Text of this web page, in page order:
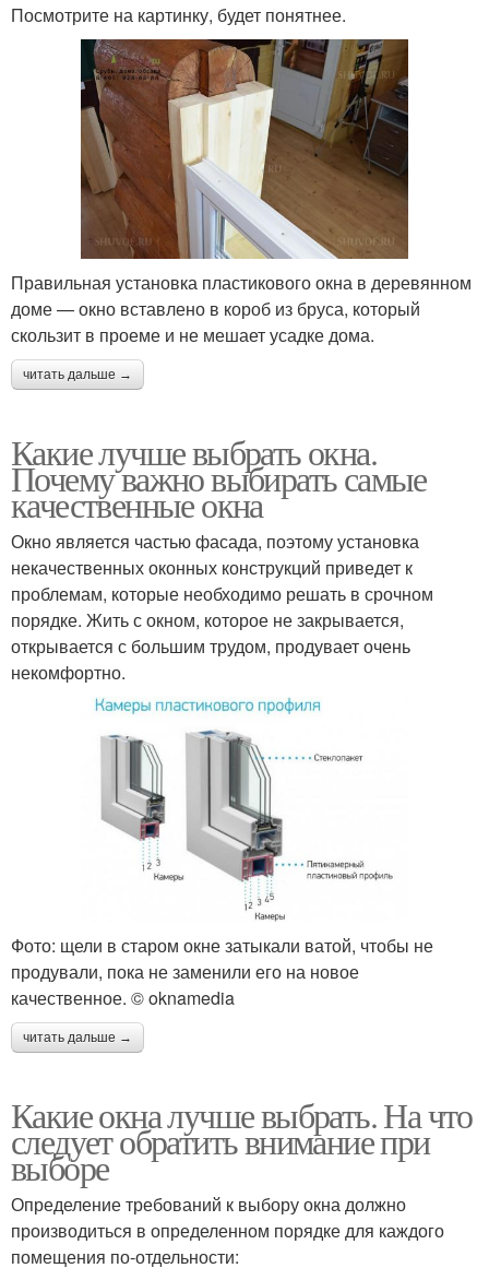
Посмотрите на картинку, будет понятнее.
Правильная установка пластикового окна в деревянном
доме — окно вставлено в короб из бруса, который
скользит в проеме и не мешает усадке дома.
читать дальше →
Какие лучше выбрать окна.
Почему важно выбирать самые
качественные окна
Окно является частью фасада, поэтому установка
некачественных оконных конструкций приведет к
проблемам, которые необходимо решать в срочном
порядке. Жить с окном, которое не закрывается,
открывается с большим трудом, продувает очень
некомфортно.
Фото: щели в старом окне затыкали ватой, чтобы не
продували, пока не заменили его на новое
качественное. © oknamedia
читать дальше →
Какие окна лучше выбрать. На что
следует обратить внимание при
выборе
Определение требований к выбору окна должно
производиться в определенном порядке для каждого
помещения по-отдельности: